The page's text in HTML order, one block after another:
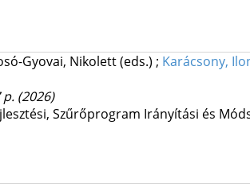
Gyovai, Nikolett(eds.) ; Karácsony,
p. (2026)
Szűrőprogram Irányítási és